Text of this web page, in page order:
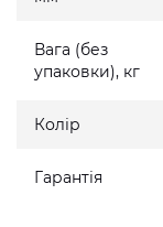
Вага (без
упаковки), кг
Колір
Гарантія